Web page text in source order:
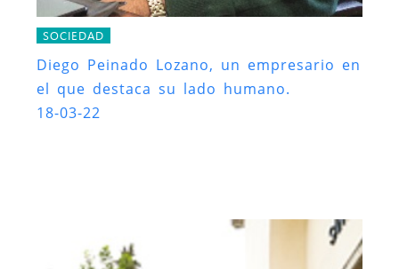
SOCIEDAD
Diego Peinado Lozano, un empresario en
el que destaca su lado humano.
18-03-22